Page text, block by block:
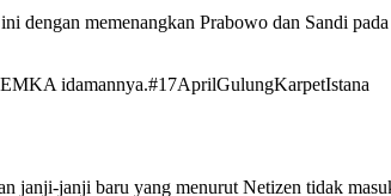
dengan memenangkan Prabowo dan Sandi
idamannya.#17AprilGulungKarpetIstana
janji-janji baru yang menurut Netizen tidak